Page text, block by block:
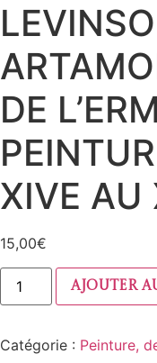
DE
XIVE AU
15,00€
Ajouter
Catégorie : Peinture,